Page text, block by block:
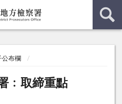
公布欄
﹕取締重點